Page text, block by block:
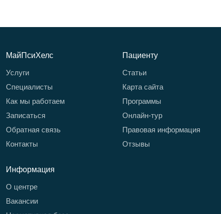
МайПсиХелс
Услуги
Специалисты
Как мы работаем
Записаться
Обратная связь
Контакты
Пациенту
Статьи
Карта сайта
Программы
Онлайн-тур
Правовая информация
Отзывы
Информация
О центре
Вакансии